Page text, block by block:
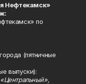
Нефтекамск»
по
(пятничные
выпуски):